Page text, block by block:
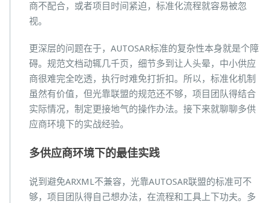
商不配合，或者项目时间紧迫，标准化流程就容易被忽
视。
更深层的问题在于，AUTOSAR标准的复杂性本身就是个障
碍。规范文档动辄几千页，细节多到让人头晕，中小供应
商很难完全吃透，执行时难免打折扣。所以，标准化机制
虽然有价值，但光靠联盟的规范还不够，项目团队得结合
实际情况，制定更接地气的操作办法。接下来就聊聊多供
应商环境下的实战经验。
多供应商环境下的最佳实践
说到避免ARXML不兼容，光靠AUTOSAR联盟的标准可不
够，项目团队得自己想办法，在流程和工具上下功夫。多